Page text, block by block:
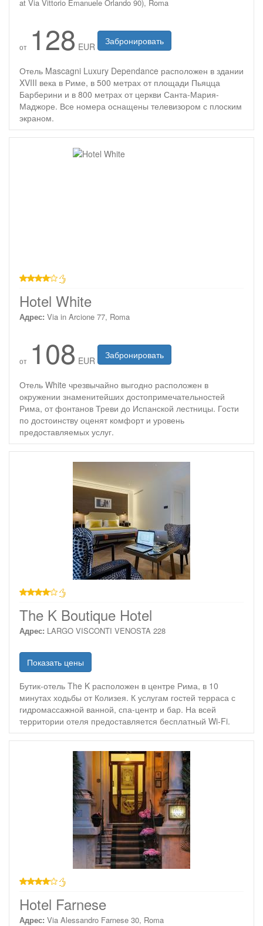
at Via Vittorio Emanuele Orlando 90), Roma
от 128 EUR Забронировать
Отель Mascagni Luxury Dependance расположен в здании
XVIII века в Риме, в 500 метрах от площади Пьяцца
Барберини и в 800 метрах от церкви Санта-Мария-
Маджоре. Все номера оснащены телевизором с плоским
экраном.
Hotel White
Адрес: Via in Arcione 77, Roma
от 108 EUR Забронировать
Отель White чрезвычайно выгодно расположен в
окружении знаменитейших достопримечательностей
Рима, от фонтанов Треви до Испанской лестницы. Гости
по достоинству оценят комфорт и уровень
предоставляемых услуг.
The K Boutique Hotel
Адрес: LARGO VISCONTI VENOSTA 228
Показать цены
Бутик-отель The K расположен в центре Рима, в 10
минутах ходьбы от Колизея. К услугам гостей терраса с
гидромассажной ванной, спа-центр и бар. На всей
территории отеля предоставляется бесплатный Wi-Fi.
Hotel Farnese
Адрес: Via Alessandro Farnese 30, Roma